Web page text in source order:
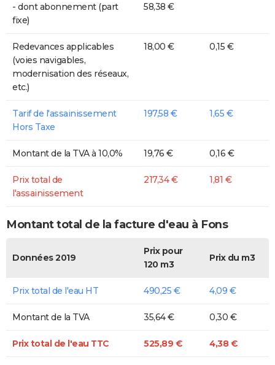
- dont abonnement (part
fixe)
58,38 €
Redevances applicables
(voies navigables,
modernisation des réseaux,
etc.)
18,00 € 0,15 €
Tarif de l'assainissement
Hors Taxe
197,58 € 1,65 €
Montant de la TVA à 10,0% 19,76 € 0,16 €
Prix total de
l'assainissement
217,34 € 1,81 €
Montant total de la facture d'eau à Fons
Données 2019
Prix pour
120 m3
Prix du m3
Prix total de l'eau HT 490,25 € 4,09 €
Montant de la TVA 35,64 € 0,30 €
Prix total de l'eau TTC 525,89 € 4,38 €